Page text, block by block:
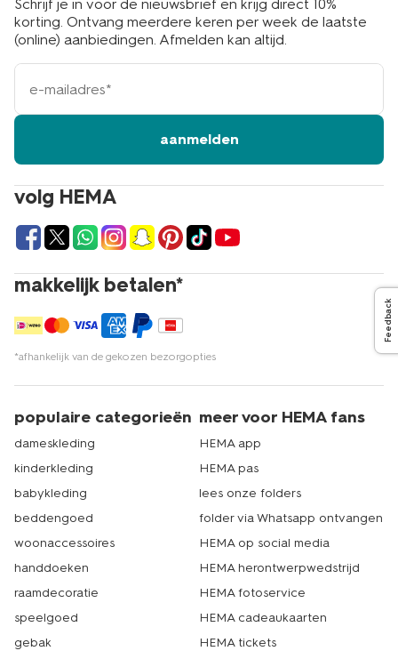
volg HEMA
makkelijk betalen*
*afhankelijk van de gekozen bezorgopties
Schrijf je in voor de nieuwsbrief en krijg direct 10%
korting. Ontvang meerdere keren per week de laatste
(online) aanbiedingen. Afmelden kan altijd.
e-
mailadres
aanmelden
populaire categorieën
dameskleding
kinderkleding
babykleding
beddengoed
woonaccessoires
handdoeken
raamdecoratie
speelgoed
gebak
meer voor HEMA fans
HEMA app
HEMA pas
lees onze folders
folder via Whatsapp ontvangen
HEMA op social media
HEMA herontwerpwedstrijd
HEMA fotoservice
HEMA cadeaukaarten
HEMA tickets
Feedback